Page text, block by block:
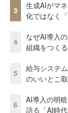
3
生成AIがマ
化ではなく
4
なぜAI導入
組織をつく
5
給与システ
のいいとこ
6
AI導入の明
語る「AI時